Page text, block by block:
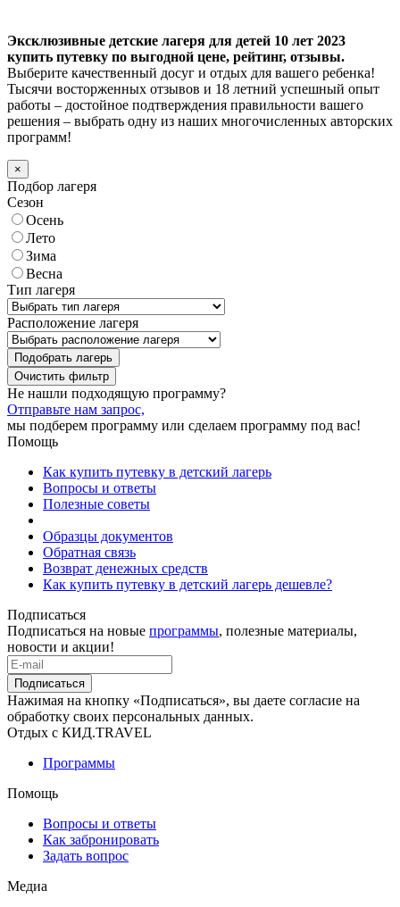
Эксклюзивные детские лагеря для детей 10 лет 2023
купить путевку по выгодной цене, рейтинг, отзывы.
Выберите качественный досуг и отдых для вашего ребенка!
Тысячи восторженных отзывов и 18 летний успешный опыт
работы – достойное подтверждения правильности вашего
решения – выбрать одну из наших многочисленных авторских
программ!
×
Подбор лагеря
Сезон
Осень
Лето
Зима
Весна
Тип лагеря
Расположение лагеря
Подобрать лагерь
Не нашли подходящую программу?
Отправьте нам запрос,
мы подберем программу или сделаем программу под вас!
Помощь
Как купить путевку в детский лагерь
Вопросы и ответы
Полезные советы
Образцы документов
Обратная связь
Возврат денежных средств
Как купить путевку в детский лагерь дешевле?
Подписаться
Подписаться на новые программы, полезные материалы,
новости и акции!
Подписаться
Нажимая на кнопку «Подписаться», вы даете согласие на
обработку своих персональных данных.
Отдых с КИД.TRAVEL
Программы
Помощь
Вопросы и ответы
Как забронировать
Задать вопрос
Медиа